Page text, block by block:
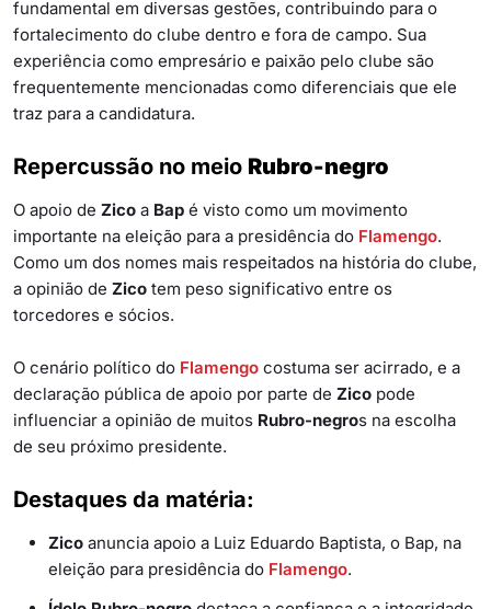
fundamental em diversas gestões, contribuindo para o
fortalecimento do clube dentro e fora de campo. Sua
experiência como empresário e paixão pelo clube são
frequentemente mencionadas como diferenciais que ele
traz para a candidatura.
Repercussão no meio Rubro-negro
O apoio de Zico a Bap é visto como um movimento
importante na eleição para a presidência do Flamengo.
Como um dos nomes mais respeitados na história do clube,
a opinião de Zico tem peso significativo entre os
torcedores e sócios.
O cenário político do Flamengo costuma ser acirrado, e a
declaração pública de apoio por parte de Zico pode
influenciar a opinião de muitos Rubro-negros na escolha
de seu próximo presidente.
Destaques da matéria:
Zico anuncia apoio a Luiz Eduardo Baptista, o Bap, na
eleição para presidência do Flamengo.